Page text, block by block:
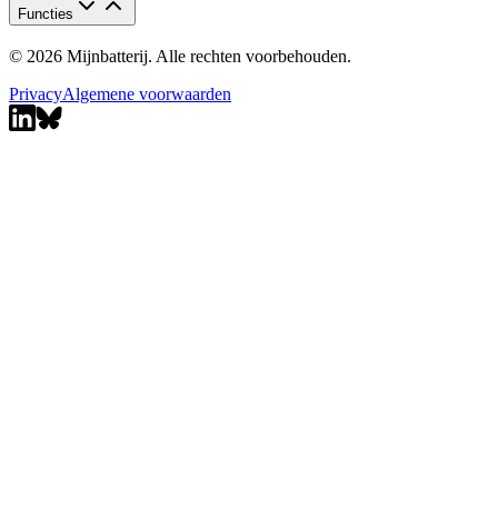
Functies
© 2026 Mijnbatterij. Alle rechten voorbehouden.
PrivacyAlgemene voorwaarden